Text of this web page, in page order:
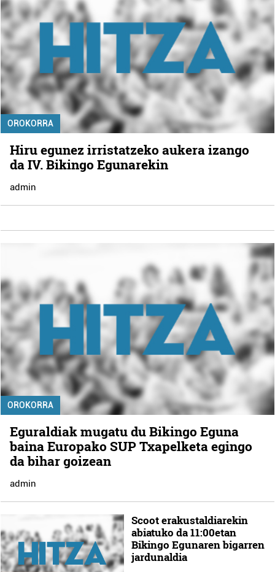
OROKORRA
Hiru egunez irristatzeko aukera izango
da IV. Bikingo Egunarekin
admin
OROKORRA
Eguraldiak mugatu du Bikingo Eguna
baina Europako SUP Txapelketa egingo
da bihar goizean
admin
Scoot erakustaldiarekin
abiatuko da 11:00etan
Bikingo Egunaren bigarren
jardunaldia